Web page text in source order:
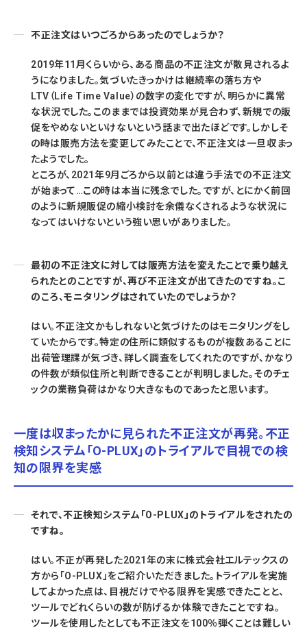
不正注文はいつごろからあったのでしょうか？
2019年11月くらいから、ある商品の不正注文が散見されるよ
うになりました。気づいたきっかけは継続率の落ち方や
LTV（Life Time Value）の数字の変化ですが、明らかに異常
な状況でした。このままでは投資効果が見合わず、新規での販
促をやめないといけないという話まで出たほどです。しかしそ
の時は販売方法を変更してみたことで、不正注文は一旦収まっ
たようでした。
ところが、2021年9月ごろから以前とは違う手法での不正注文
が始まって…この時は本当に残念でした。ですが、とにかく前回
のように新規販促の縮小検討を余儀なくされるような状況に
なってはいけないという強い思いがありました。
最初の不正注文に対しては販売方法を変えたことで乗り越え
られたとのことですが、再び不正注文が出てきたのですね。こ
のころ、モニタリングはされていたのでしょうか？
はい。不正注文かもしれないと気づけたのはモニタリングをし
ていたからです。特定の住所に類似するものが複数あることに
出荷管理課が気づき、詳しく調査をしてくれたのですが、かなり
の件数が類似住所と判断できることが判明しました。そのチェ
ックの業務負荷はかなり大きなものであったと思います。
一度は収まったかに見られた不正注文が再発。不正
検知システム「O-PLUX」のトライアルで目視での検
知の限界を実感
それで、不正検知システム「O-PLUX」のトライアルをされたの
ですね。
はい。不正が再発した2021年の末に株式会社エルテックスの
方から「O-PLUX」をご紹介いただきました。トライアルを実施
してよかった点は、目視だけでやる限界を実感できたことと、
ツールでどれくらいの数が防げるか体験できたことですね。
ツールを使用したとしても不正注文を100％弾くことは難しい